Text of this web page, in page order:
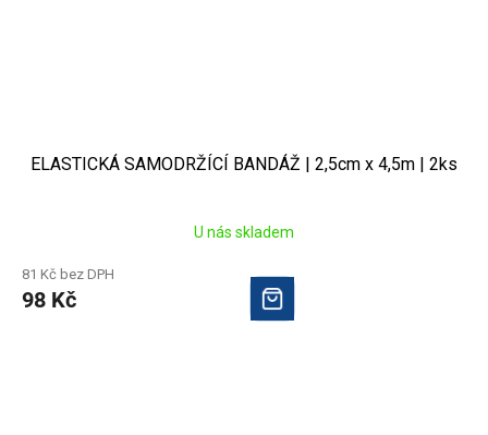
ELASTICKÁ SAMODRŽÍCÍ BANDÁŽ | 2,5cm x 4,5m | 2ks
U nás skladem
81 Kč bez DPH
98 Kč